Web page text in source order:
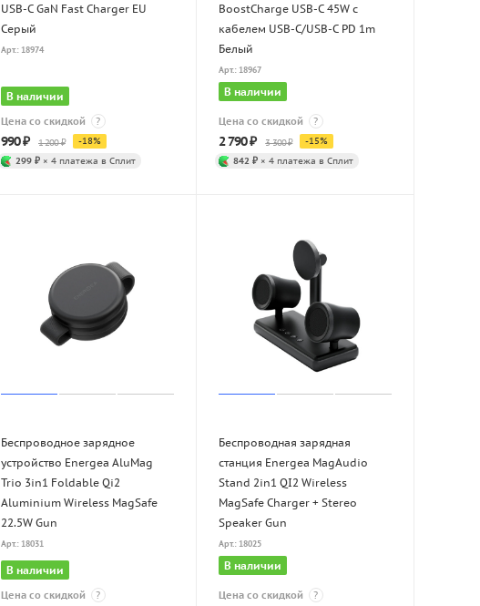
USB-C GaN Fast Charger EU
Серый
Арт.: 18974
В наличии
Цена со скидкой ?
990₽ 1 200₽ -18%
299 ₽× 4 платежа в Сплит
BoostCharge USB-C 45W с
кабелем USB-C/USB-C PD 1m
Белый
Арт.: 18967
В наличии
Цена со скидкой ?
2 790₽ 3 300₽ -15%
842 ₽× 4 платежа в Сплит
Беспроводное зарядное
устройство Energea AluMag
Trio 3in1 Foldable Qi2
Aluminium Wireless MagSafe
22.5W Gun
Арт.: 18031
В наличии
Цена со скидкой ?
Беспроводная зарядная
станция Energea MagAudio
Stand 2in1 QI2 Wireless
MagSafe Charger + Stereo
Speaker Gun
Арт.: 18025
В наличии
Цена со скидкой ?